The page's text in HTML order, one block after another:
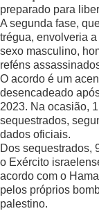
preparado para
A segunda fase,
trégua, envolveria
sexo masculino,
reféns
O acordo é um
desencadeado
2023. Na ocasião,
sequestrados,
dados oficiais.
Dos sequestrados,
o Exército
acordo com o
pelos próprios
palestino.